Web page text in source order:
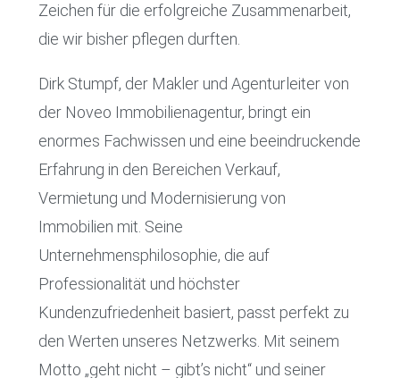
Zeichen für die erfolgreiche Zusammenarbeit,
die wir bisher pflegen durften.
Dirk Stumpf, der Makler und Agenturleiter von
der Noveo Immobilienagentur, bringt ein
enormes Fachwissen und eine beeindruckende
Erfahrung in den Bereichen Verkauf,
Vermietung und Modernisierung von
Immobilien mit. Seine
Unternehmensphilosophie, die auf
Professionalität und höchster
Kundenzufriedenheit basiert, passt perfekt zu
den Werten unseres Netzwerks. Mit seinem
Motto „geht nicht – gibt’s nicht“ und seiner